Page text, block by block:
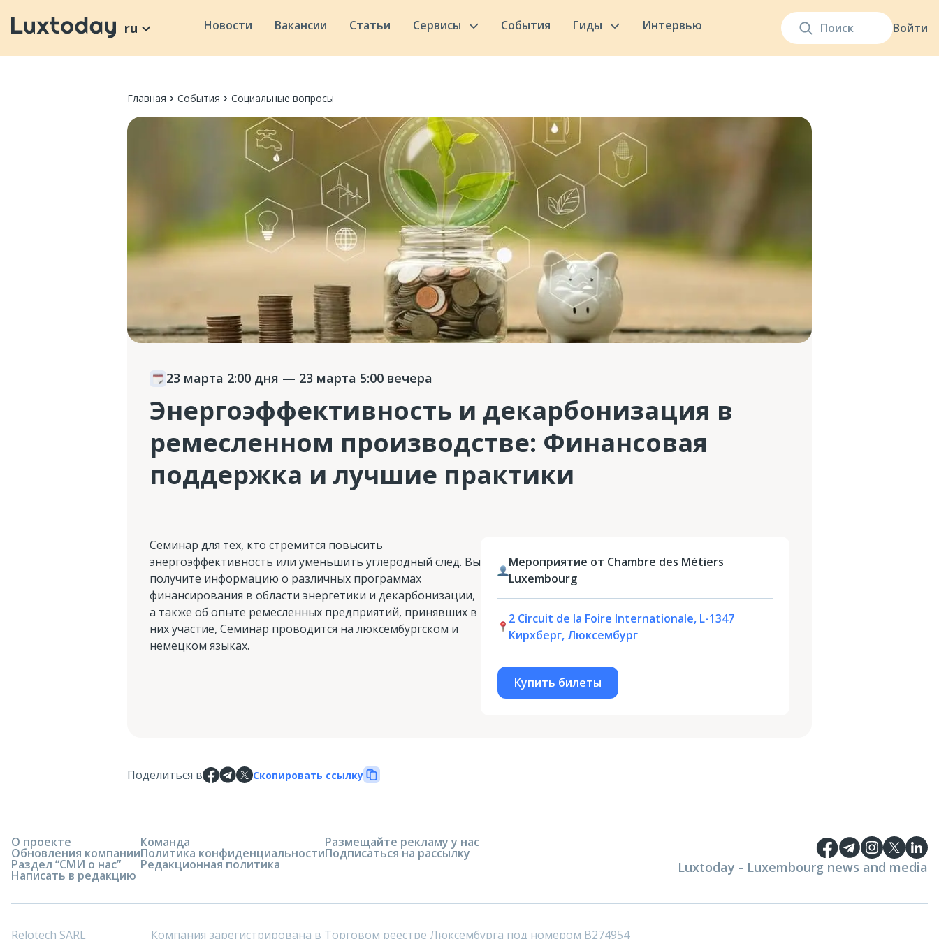
Войти
ru Новости Вакансии Статьи Сервисы События Гиды Интервью
Главная События Социальные вопросы
23 марта 2:00 дня — 23 марта 5:00 вечера
Энергоэффективность и декарбонизация в
ремесленном производстве: Финансовая
поддержка и лучшие практики
Cеминар для тех, кто стремится повысить
энергоэффективность или уменьшить углеродный след. Вы
получите информацию о различных программах
финансирования в области энергетики и декарбонизации,
а также об опыте ремесленных предприятий, принявших в
них участие, Семинар проводится на люксембургском и
немецком языках.
Мероприятие от Chambre des Métiers
Luxembourg
2 Circuit de la Foire Internationale, L-1347
Кирхберг, Люксембург
Купить билеты
Поделиться в Скопировать ссылку
О проекте
Обновления компании
Раздел “СМИ о нас”
Написать в редакцию
Команда
Политика конфиденциальности
Редакционная политика
Размещайте рекламу у нас
Подписаться на рассылку
Luxtoday - Luxembourg news and media
Relotech SARL Компания зарегистрирована в Торговом реестре Люксембурга под номером B274954